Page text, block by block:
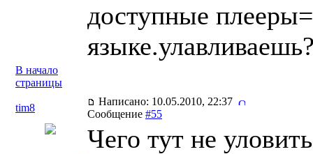
доступные
В начало
страницы
tim8
Написано: 10.05.2010, 22:37
Сообщение #55
Чего тут не